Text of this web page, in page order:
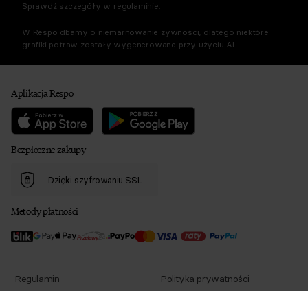
Sprawdź szczegóły w regulaminie.
W Respo dbamy o niemarnowanie żywności, dlatego niektóre
grafiki potraw zostały wygenerowane przy użyciu AI.
Aplikacja Respo
Bezpieczne zakupy
Dzięki szyfrowaniu SSL
Metody płatności
Regulamin Polityka prywatności